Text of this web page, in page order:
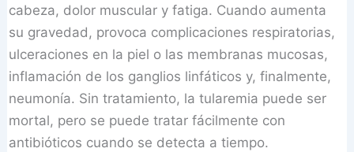
cabeza, dolor muscular y fatiga. Cuando aumenta
su gravedad, provoca complicaciones respiratorias,
ulceraciones en la piel o las membranas mucosas,
inflamación de los ganglios linfáticos y, finalmente,
neumonía. Sin tratamiento, la tularemia puede ser
mortal, pero se puede tratar fácilmente con
antibióticos cuando se detecta a tiempo.